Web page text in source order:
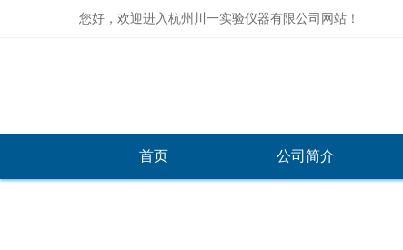
您好，欢迎进入杭州川一实验仪器有限公司网站！
首页 公司简介